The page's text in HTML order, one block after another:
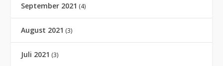
September 2021 (4)
August 2021 (3)
Juli 2021 (3)